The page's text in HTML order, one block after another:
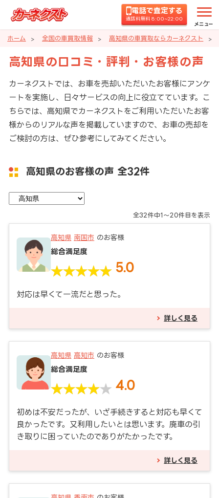
電話で査定する
通話料無料 8:00~22:00
メニュー
ホーム 全国の車買取情報 高知県の車買取ならカーネクスト
高知県の口コミ・評判・お客様の声
カーネクストでは、お車を売却いただいたお客様にアンケ
ートを実施し、日々サービスの向上に役立てています。こ
ちらでは、高知県でカーネクストをご利用いただいたお客
様からのリアルな声を掲載していますので、お車の売却を
ご検討の方は、ぜひ参考にしてみてください。
高知県のお客様の声 全32件
全32件中1～20件目を表示
高知県 南国市 のお客様
総合満足度
5.0
対応は早くて一流だと思った。
詳しく見る
高知県 高知市 のお客様
総合満足度
4.0
初めは不安だったが、いざ手続きすると対応も早くて
良かったです。又利用したいとは思います。廃車の引
き取りに困っていたのでありがたかったです。
詳しく見る